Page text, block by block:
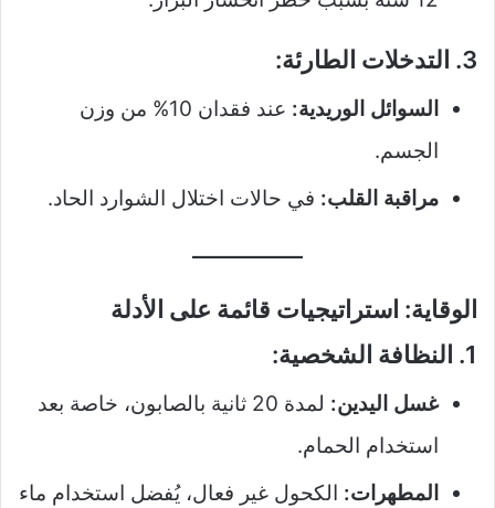
3. التدخلات الطارئة:
السوائل الوريدية:
عند فقدان 10% من وزن
الجسم.
مراقبة القلب: في حالات اختلال الشوارد الحاد.
الوقاية: استراتيجيات قائمة على الأدلة
1. النظافة الشخصية:
غسل اليدين:
لمدة 20 ثانية بالصابون، خاصة بعد
استخدام الحمام.
المطهرات: الكحول غير فعال، يُفضل استخدام ماء